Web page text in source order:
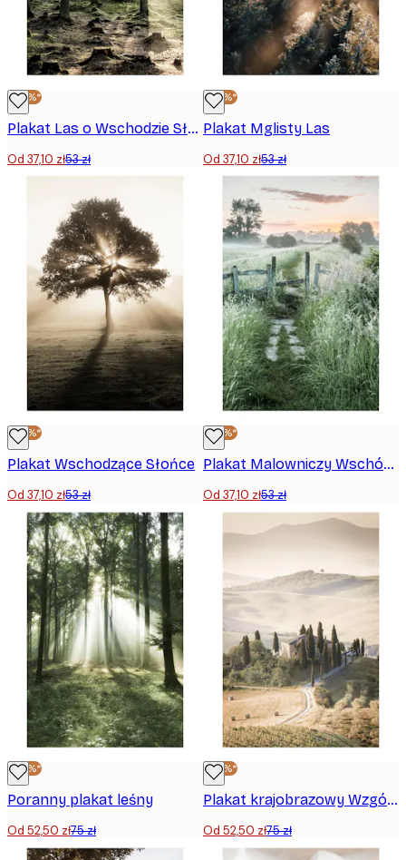
-30%*
Plakat Las o Wschodzie Słońca
Od 37,10 zł53 zł
-30%*
Plakat Mglisty Las
Od 37,10 zł53 zł
-30%*
Plakat Wschodzące Słońce
Od 37,10 zł53 zł
-30%*
Plakat Malowniczy Wschód Słońca
Od 37,10 zł53 zł
-30%*
Poranny plakat leśny
Od 52,50 zł75 zł
-30%*
Plakat krajobrazowy Wzgórza Toskanii
Od 52,50 zł75 zł